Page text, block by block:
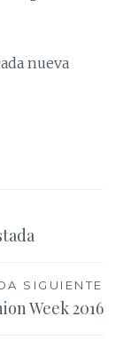
nueva
SIGUIENTE
Week 2016